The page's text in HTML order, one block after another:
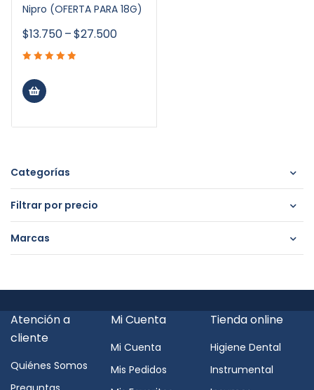
Categorías
Filtrar por precio
Marcas
Nipro (OFERTA PARA 18G)
$13.750–$27.500
Atención a
cliente
Quiénes Somos
Mi Cuenta
Mi Cuenta
Mis Pedidos
Tienda online
Higiene Dental
Instrumental